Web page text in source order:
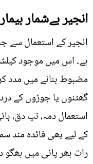
انجیر بےشمار
انجیر کے استعمال سے
ہے۔ اس میں موجود
مضبوط بنانے میں مدد
گھٹنوں یا جوڑوں کے
استعمال دمہ، تپ دق،
کے لیے بھی فائدہ مند
رات بھر پانی میں